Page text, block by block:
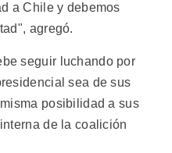
a Chile y debemos
agregó.
seguir luchando por
sea de sus
posibilidad a sus
de la coalición